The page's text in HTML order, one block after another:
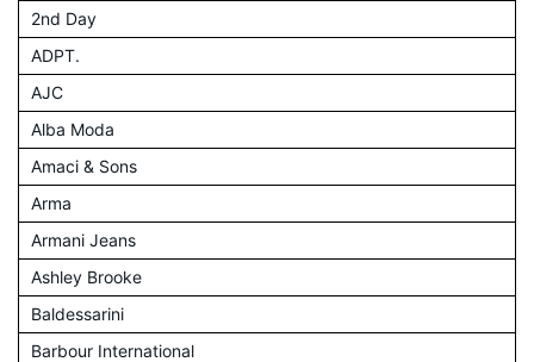
2nd Day
ADPT.
AJC
Alba Moda
Amaci & Sons
Arma
Armani Jeans
Ashley Brooke
Baldessarini
Barbour International